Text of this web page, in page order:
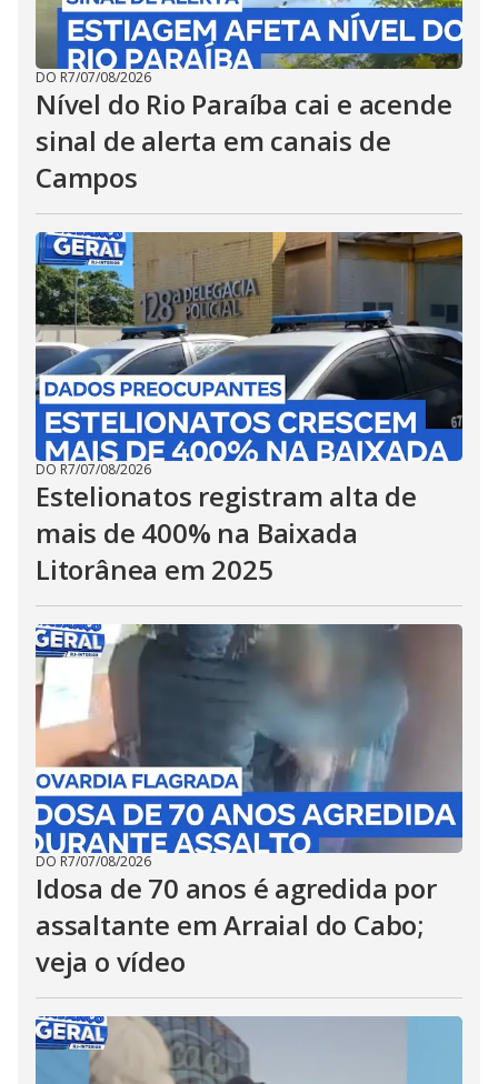
DO R7/07/08/2026
Nível do Rio Paraíba cai e acende
sinal de alerta em canais de
Campos
DO R7/07/08/2026
Estelionatos registram alta de
mais de 400% na Baixada
Litorânea em 2025
DO R7/07/08/2026
Idosa de 70 anos é agredida por
assaltante em Arraial do Cabo;
veja o vídeo